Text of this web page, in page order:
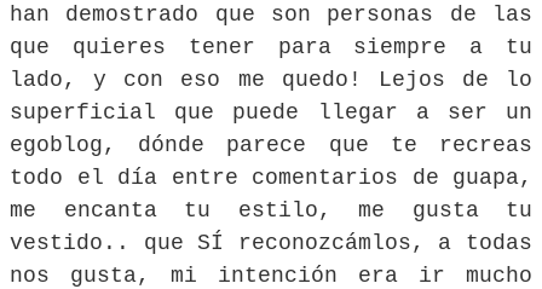
han demostrado que son personas de las
que quieres tener para siempre a tu
lado, y con eso me quedo! Lejos de lo
superficial que puede llegar a ser un
egoblog, dónde parece que te recreas
todo el día entre comentarios de guapa,
me encanta tu estilo, me gusta tu
vestido.. que SÍ reconozcámlos, a todas
nos gusta, mi intención era ir mucho